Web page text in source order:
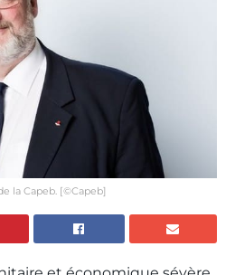
la Capeb. [©Capeb]